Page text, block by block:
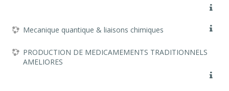
Mecanique quantique & liaisons chimiques
PRODUCTION DE MEDICAMEMENTS TRADITIONNELS
AMELIORES